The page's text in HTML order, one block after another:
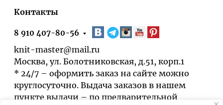
Контакты
8 910 407-80-56
knit-master@mail.ru
Москва, ул. Болотниковская, д.51, корп.1
* 24/7 – оформить заказ на сайте можно
круглосуточно. Выдача заказов в нашем
пункте выдачи – по предварительной